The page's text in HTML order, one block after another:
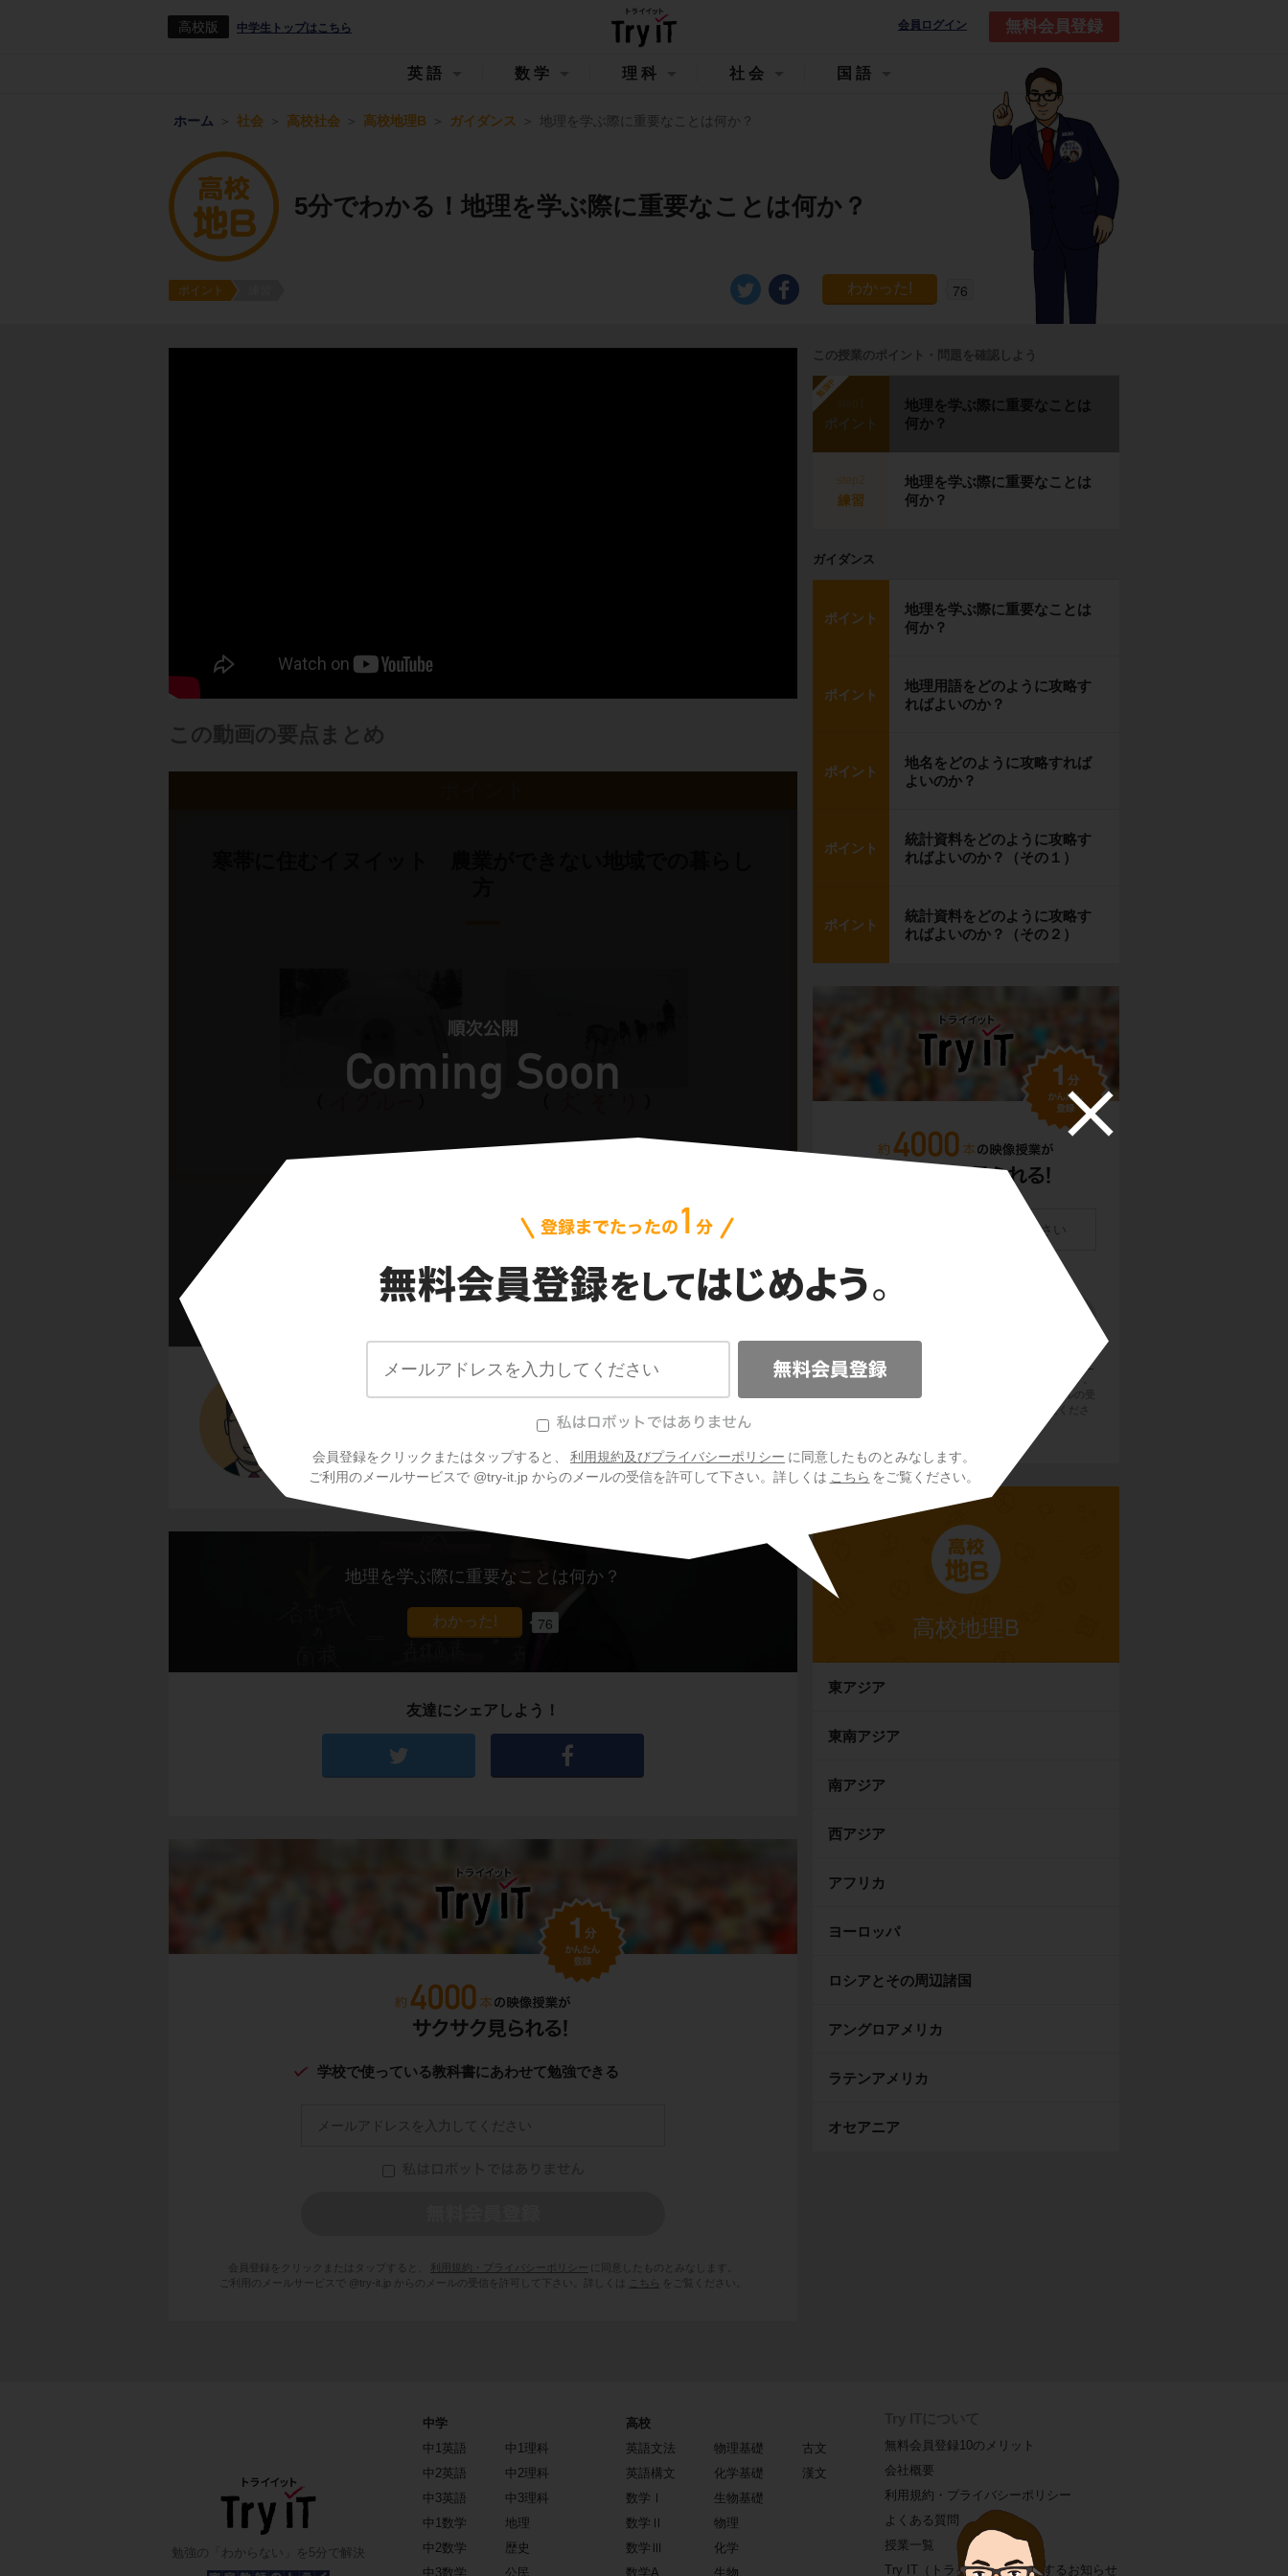
高校版 中学生トップはこちら 会員ログイン 無料会員登録
会員登録をクリックまたはタップすると、 利用規約及びプライバシーポリシー に同意したものとみなします。
ご利用のメールサービスで @try-it.jp からのメールの受信を許可して下さい。詳しくは こちら をご覧ください。
英語 数学 理科 社会 国語
ホーム 社会 高校社会 高校地理B ガイダンス 地理を学ぶ際に重要なことは何か？
5分でわかる！地理を学ぶ際に重要なことは何か？
ポイント 76
この動画の要点まとめ
これでわかる！
氷と雪の寒帯に住むイヌイット
カナダの北部は、一年中気温が低く、一年の大半は氷と雪に覆われ
ています。
このような場所を
寒帯と呼びます。
イヌイットと呼ばれる人たちです。
彼らはいったいどんな暮らしをしているのでしょうか？
住居はイグルー、移動は犬ぞり
左の写真に写っているのは、 イグルー と呼ばれる、雪や氷で作っ
狩り を中心に生活しています。
す。
農作物が育たない代わりに、獲物の肉を食べて暮らしているという
この授業の先生
田村 誠 先生
30年来大手予備校の講師を務める高校地理の大ベテラン。「地理は
科学！」という哲学に基づく講義が多くの高校生・受験生を虜にし
ている。
地理を学ぶ際に重要なことは何か？
76
友達にシェアしよう！
学校で使っている教科書にあわせて勉強できる
会員登録をクリックまたはタップすると、 利用規約・プライバシーポリシー
に同意したものとみなします。
ご利用のメールサービスで @try-it.jp からのメールの受信を許可して下さい。詳しくは
こちら をご覧ください。
この授業のポイント・問題を確認しよう
勉強中
ポイント
地理を学ぶ際に重要なことは
何か？
step2
練習
地理を学ぶ際に重要なことは
何か？
ガイダンス
ポイント
地理を学ぶ際に重要なことは
何か？
ポイント
地理用語をどのように攻略す
ればよいのか？
ポイント
地名をどのように攻略すれば
よいのか？
ポイント
統計資料をどのように攻略す
ればよいのか？（その１）
ポイント
統計資料をどのように攻略す
ればよいのか？（その２）
会員登録をクリックまたはタップすると、
利用規約・
プライバシーポリシー
に同意したものとみなします。
ご利用のメールサービスで @try-it.jp からのメールの受
をご覧くださ
高校地理B
東アジア
東南アジア
南アジア
西アジア
アフリカ
ヨーロッパ
ロシアとその周辺諸国
アングロアメリカ
ラテンアメリカ
オセアニア
勉強の「わからない」を5分で解決
中学
中1英語
中2英語
中3英語
中1数学
中2数学
中3数学
中1理科
中2理科
中3理科
地理
歴史
公民
高校
英語文法
英語構文
数学Ⅰ
数学Ⅱ
数学Ⅲ
数学A
物理基礎
化学基礎
生物基礎
物理
化学
生物
古文
漢文
無料会員登録10のメリット
会社概要
利用規約・プライバシーポリシー
よくある質問
授業一覧
Try IT（トライイット）に関するお知らせ